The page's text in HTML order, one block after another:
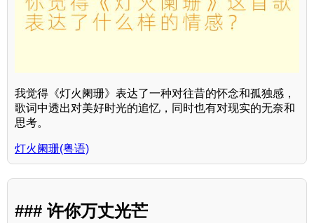
我觉得《灯火阑珊》表达了一种对往昔的怀念和孤独感，
歌词中透出对美好时光的追忆，同时也有对现实的无奈和
思考。
灯火阑珊(粤语)
### 许你万丈光芒